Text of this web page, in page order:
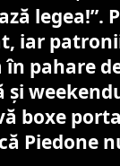
legea!”.
iar
pahare
boxe
Piedone